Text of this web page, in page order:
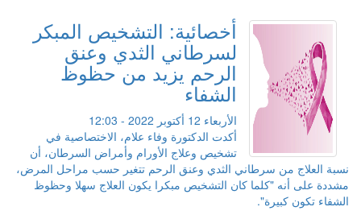
أخصائية: التشخيص المبكر
لسرطاني الثدي وعنق
الرحم يزيد من حظوظ
الشفاء
الأربعاء 12 أكتوبر 2022 - 12:03
أكدت الدكتورة وفاء علام، الاختصاصية في
تشخيص وعلاج الأورام وأمراض السرطان، أن
نسبة العلاج من سرطاني الثدي وعنق الرحم تتغير حسب مراحل المرض،
مشددة على أنه "كلما كان التشخيص مبكرا يكون العلاج سهلا وحظوظ
الشفاء تكون كبيرة".